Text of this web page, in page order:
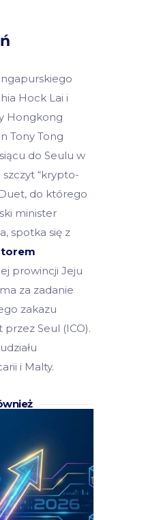
Hock Lai i
Hongkong
Tony Tong
do Seulu w
szczyt “krypto-
do którego
minister
spotka się z
prowincji Jeju
za zadanie
zakazu
Seul (ICO).
i Malty.